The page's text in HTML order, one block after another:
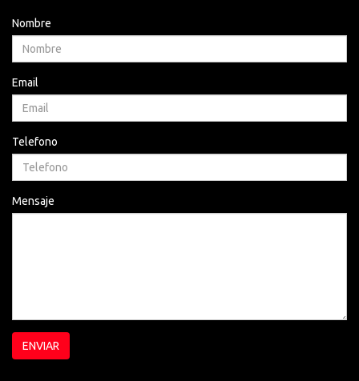
Nombre
Email
Telefono
Mensaje
ENVIAR